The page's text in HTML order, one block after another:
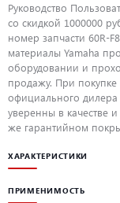
Руководство
со скидкой 1000000
номер запчасти 60R-
материалы Yamaha
оборудовании и
продажу. При покупке
официального
уверенны в качестве
же гарантийном
ХАРАКТЕРИСТИКИ
ПРИМЕНИМОСТЬ